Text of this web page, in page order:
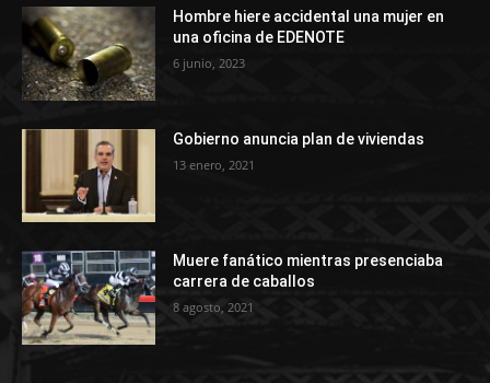
Hombre hiere accidental una mujer en
una oficina de EDENOTE
6 junio, 2023
Gobierno anuncia plan de viviendas
13 enero, 2021
Muere fanático mientras presenciaba
carrera de caballos
8 agosto, 2021